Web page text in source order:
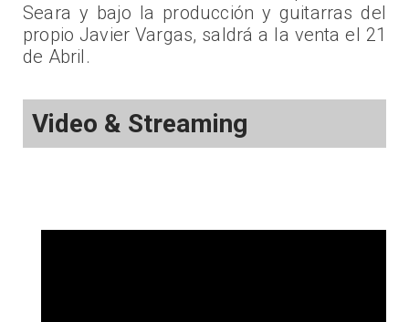
Seara y bajo la producción y guitarras del
propio Javier Vargas, saldrá a la venta el 21
de Abril.
Video & Streaming